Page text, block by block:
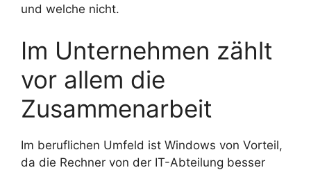
und welche nicht.
Im Unternehmen zählt
vor allem die
Zusammenarbeit
Im beruflichen Umfeld ist Windows von Vorteil,
da die Rechner von der IT-Abteilung besser